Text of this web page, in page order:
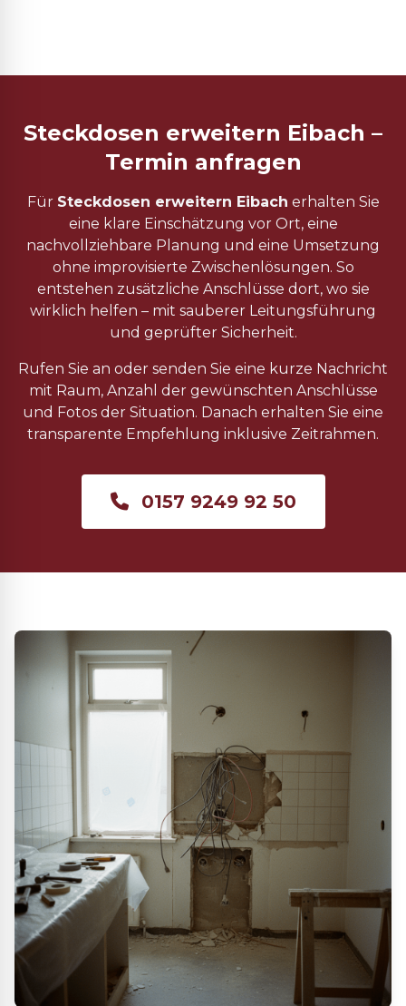
Steckdosen erweitern Eibach –
Termin anfragen
Für Steckdosen erweitern Eibach erhalten Sie
eine klare Einschätzung vor Ort, eine
nachvollziehbare Planung und eine Umsetzung
ohne improvisierte Zwischenlösungen. So
entstehen zusätzliche Anschlüsse dort, wo sie
wirklich helfen – mit sauberer Leitungsführung
und geprüfter Sicherheit.
Rufen Sie an oder senden Sie eine kurze Nachricht
mit Raum, Anzahl der gewünschten Anschlüsse
und Fotos der Situation. Danach erhalten Sie eine
transparente Empfehlung inklusive Zeitrahmen.
0157 9249 92 50